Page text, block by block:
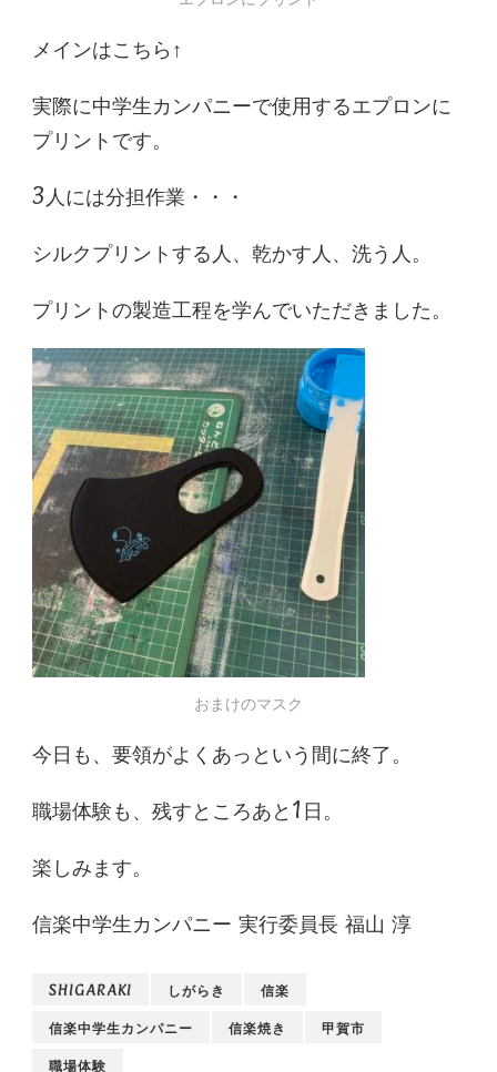
メインはこちら↑
実際に中学生カンパニーで使用するエプロンに
プリントです。
3人には分担作業・・・
シルクプリントする人、乾かす人、洗う人。
プリントの製造工程を学んでいただきました。
おまけのマスク
今日も、要領がよくあっという間に終了。
職場体験も、残すところあと1日。
楽しみます。
信楽中学生カンパニー 実行委員長 福山 淳
SHIGARAKI しがらき
信楽
信楽中学生カンパニー
信楽焼き
甲賀市
職場体験